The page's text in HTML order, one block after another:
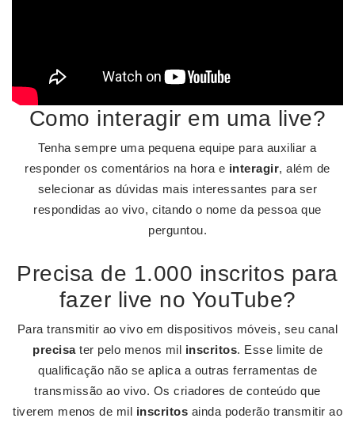
Como interagir em uma live?
Tenha sempre uma pequena equipe para auxiliar a
responder os comentários na hora e interagir, além de
selecionar as dúvidas mais interessantes para ser
respondidas ao vivo, citando o nome da pessoa que
perguntou.
Precisa de 1.000 inscritos para
fazer live no YouTube?
Para transmitir ao vivo em dispositivos móveis, seu canal
precisater pelo menos mil inscritos. Esse limite de
qualificação não se aplica a outras ferramentas de
transmissão ao vivo. Os criadores de conteúdo que
tiverem menos de mil inscritos ainda poderão transmitir ao